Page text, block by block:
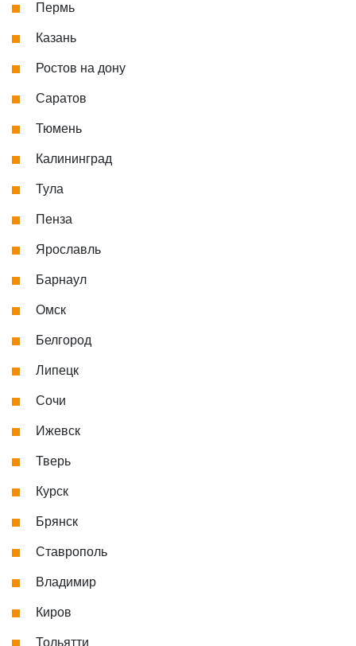
Пермь
Казань
Ростов на дону
Саратов
Тюмень
Калининград
Тула
Пенза
Ярославль
Барнаул
Омск
Белгород
Липецк
Сочи
Ижевск
Тверь
Курск
Брянск
Ставрополь
Владимир
Киров
Тольятти